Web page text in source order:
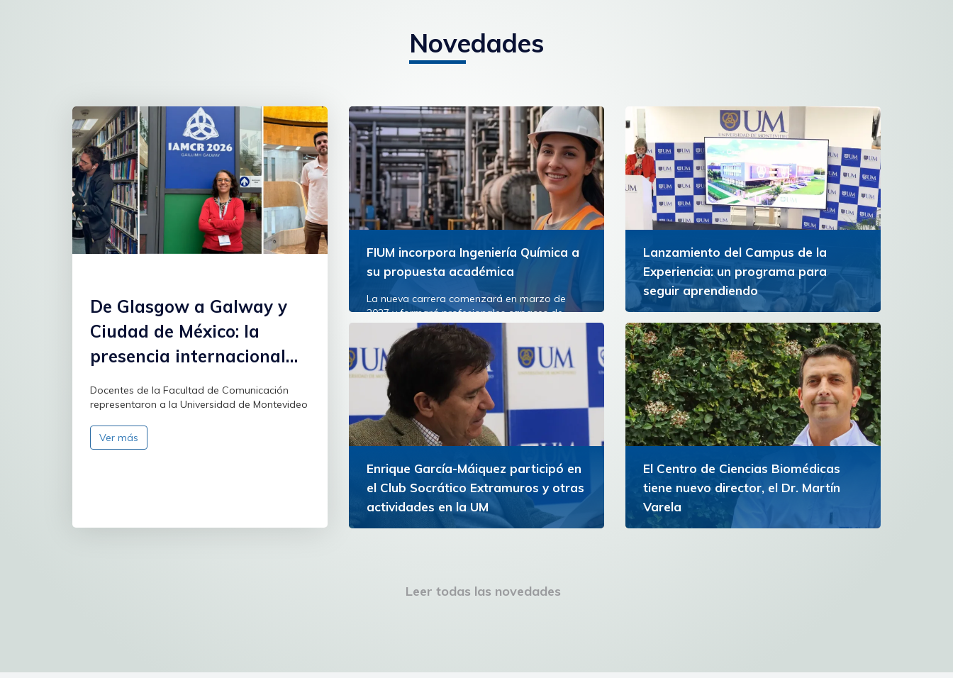
Novedades
De Glasgow a Galway y
Ciudad de México: la
presencia internacional
de FCOM
Docentes de la Facultad de Comunicación
representaron a la Universidad de Montevideo
Ver más
FIUM incorpora Ingeniería Química a
su propuesta académica
La nueva carrera comenzará en marzo de
2027 y formará profesionales capaces de
diseñar, transformar y optimizar los procesos
industriales que están...
Ver más
Lanzamiento del Campus de la
Experiencia: un programa para
seguir aprendiendo
reflexión para personas con experiencia que
buscan ampliar horizontes y continuar
creciendo personal e...
Ver más
Enrique García-Máiquez participó en
el Club Socrático Extramuros y otras
actividades en la UM
Ver más
El Centro de Ciencias Biomédicas
tiene nuevo director, el Dr. Martín
Varela
Leer todas las novedades